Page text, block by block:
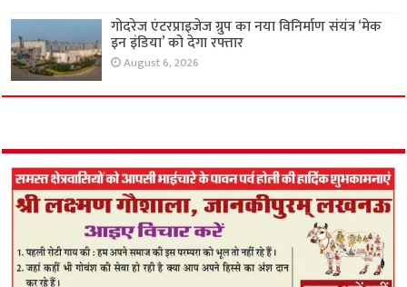
गोदरेज एंटरप्राइजेज ग्रुप का नया विनिर्माण संयंत्र ‘मेक
इन इंडिया’ को देगा रफ्तार
August 6, 2026